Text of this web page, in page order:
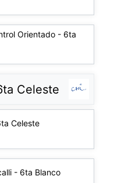
Orientado - 6ta
Celeste
Celeste
- 6ta Blanco